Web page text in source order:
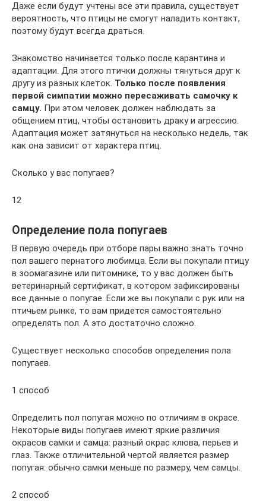
Даже если будут учтены все эти правила, существует
вероятность, что птицы не смогут наладить контакт,
поэтому будут всегда драться.
Знакомство начинается только после карантина и
адаптации. Для этого птички должны тянуться друг к
другу из разных клеток. Только после появления
первой симпатии можно пересаживать самочку к
самцу. При этом человек должен наблюдать за
общением птиц, чтобы остановить драку и агрессию.
Адаптация может затянуться на несколько недель, так
как она зависит от характера птиц.
Сколько у вас попугаев?
12
Определение пола попугаев
В первую очередь при отборе пары важно знать точно
пол вашего пернатого любимца. Если вы покупали птицу
в зоомагазине или питомнике, то у вас должен быть
ветеринарный сертификат, в котором зафиксированы
все данные о попугае. Если же вы покупали с рук или на
птичьем рынке, то вам придется самостоятельно
определять пол. А это достаточно сложно.
Существует несколько способов определения пола
попугаев.
1 способ
Определить пол попугая можно по отличиям в окрасе.
Некоторые виды попугаев имеют яркие различия
окрасов самки и самца: разный окрас клюва, перьев и
глаз. Также отличительной чертой является размер
попугая: обычно самки меньше по размеру, чем самцы.
2 способ